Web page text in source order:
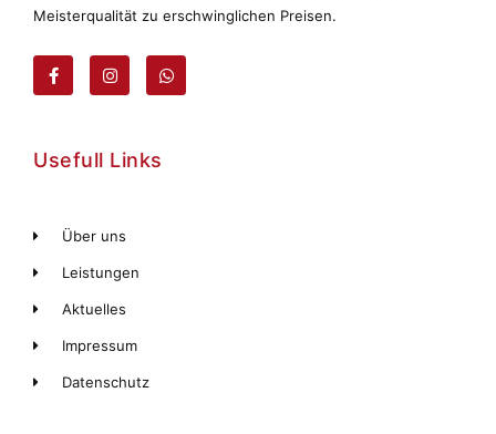
Meisterqualität zu erschwinglichen Preisen.
Usefull Links
Über uns
Leistungen
Aktuelles
Impressum
Datenschutz